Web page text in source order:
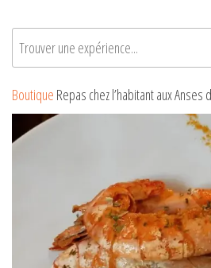
Boutique Repas chez l’habitant aux Anses